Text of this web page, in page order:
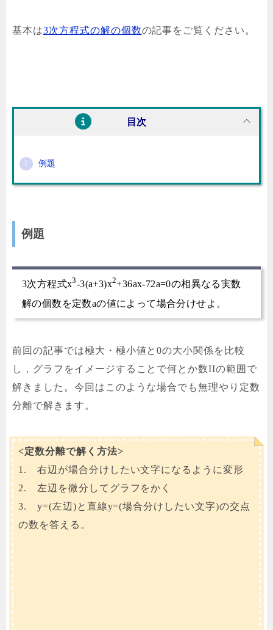
基本は3次方程式の解の個数の記事をご覧ください。
目次
例題
例題
3次方程式x3-3(a+3)x2+36ax-72a=0の相異なる実数
解の個数を定数aの値によって場合分けせよ。
前回の記事では極大・極小値と0の大小関係を比較
し，グラフをイメージすることで何とか数IIの範囲で
解きました。今回はこのような場合でも無理やり定数
分離で解きます。
<定数分離で解く方法>
1. 右辺が場合分けしたい文字になるように変形
2. 左辺を微分してグラフをかく
3. y=(左辺)と直線y=(場合分けしたい文字)の交点
の数を答える。